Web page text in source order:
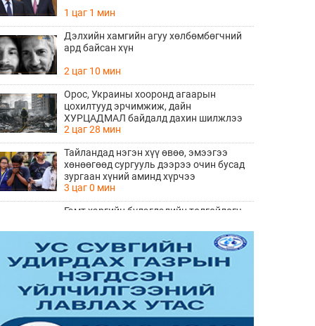
1 цаг 1 мин
Дэлхийн хамгийн агуу хөлбөмбөгчний
ард байсан хүн
2 цаг 10 мин
Орос, Украины хооронд агаарын
цохилтууд эрчимжиж, дайн
ХУРЦАДМАЛ байдалд дахин шилжлээ
2 цаг 28 мин
Тайландад нэгэн хүү өвөө, эмээгээ
хөнөөгөөд сургууль дээрээ очин бусад
зургаан хүний аминд хүрчээ
3 цаг 0 мин
Гэмт хэргийн бүлэглэлийн толгойлогч
Эмиратаас Ирландад шилжүүлэн өгчээ
3 цаг 6 мин
Хайрцагнаасaa гарч сэтгэж чаддаг
болжээ!
3 цаг 13 мин